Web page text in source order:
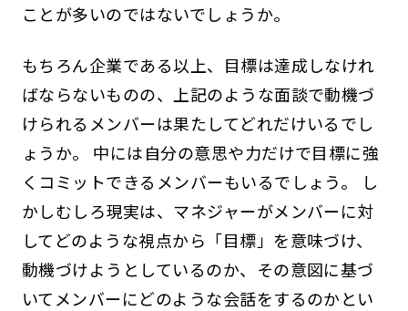
ことが多いのではないでしょうか。
もちろん企業である以上、目標は達成しなけれ
ばならないものの、上記のような面談で動機づ
けられるメンバーは果たしてどれだけいるでし
ょうか。 中には自分の意思や力だけで目標に強
くコミットできるメンバーもいるでしょう。 し
かしむしろ現実は、マネジャーがメンバーに対
してどのような視点から「目標」を意味づけ、
動機づけようとしているのか、その意図に基づ
いてメンバーにどのような会話をするのかとい